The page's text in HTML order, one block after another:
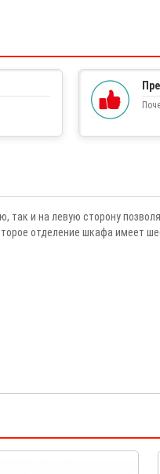
так и на левую сторону
отделение шкафа имеет